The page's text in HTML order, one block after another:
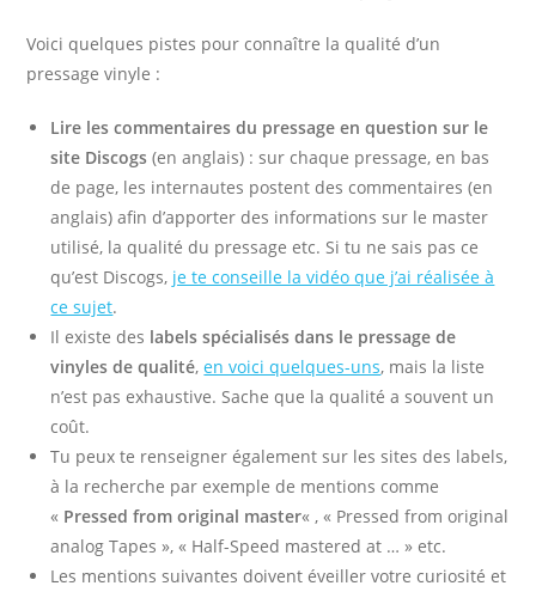
Voici quelques pistes pour connaître la qualité d’un
pressage vinyle :
Lire les commentaires du pressage en question sur le
site Discogs (en anglais) : sur chaque pressage, en bas
de page, les internautes postent des commentaires (en
anglais) afin d’apporter des informations sur le master
utilisé, la qualité du pressage etc. Si tu ne sais pas ce
qu’est Discogs, je te conseille la vidéo que j’ai réalisée à
ce sujet.
Il existe des labels spécialisés dans le pressage de
vinyles de qualité,en voici quelques-uns, mais la liste
n’est pas exhaustive. Sache que la qualité a souvent un
coût.
Tu peux te renseigner également sur les sites des labels,
à la recherche par exemple de mentions comme
« Pressed from original master« , « Pressed from original
analog Tapes », « Half-Speed mastered at … » etc.
Les mentions suivantes doivent éveiller votre curiosité et